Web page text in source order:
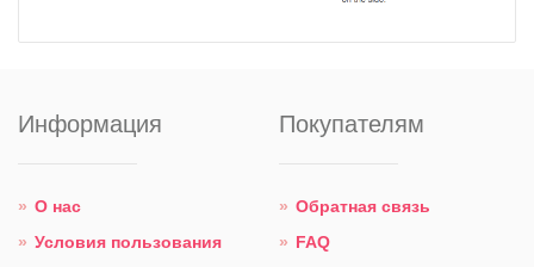
Информация
О нас
Условия пользования
Покупателям
Обратная связь
FAQ